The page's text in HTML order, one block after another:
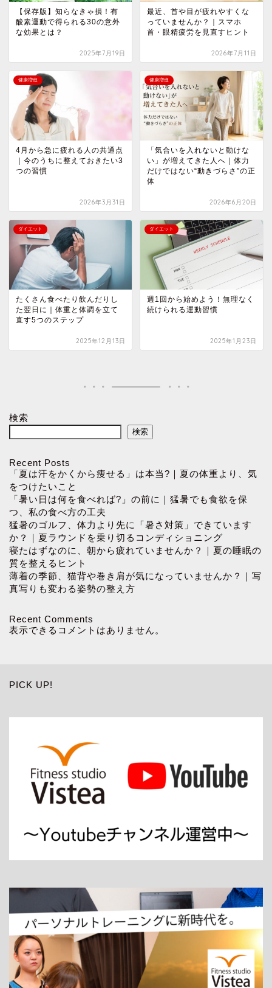
【保存版】知らなきゃ損！有
酸素運動で得られる30の意外
な効果とは？
2025年7月19日
最近、首や目が疲れやすくな
っていませんか？｜スマホ
首・眼精疲労を見直すヒント
2026年7月11日
健康増進
4月から急に疲れる人の共通点
｜今のうちに整えておきたい3
つの習慣
2026年3月31日
健康増進
「気合いを入れないと動けな
い」が増えてきた人へ｜体力
だけではない“動きづらさ”の正
体
2026年6月20日
ダイエット
たくさん食べたり飲んだりし
た翌日に｜体重と体調を立て
直す5つのステップ
2025年12月13日
ダイエット
週1回から始めよう！無理なく
続けられる運動習慣
2025年1月23日
検索
検索
Recent Posts
「夏は汗をかくから痩せる」は本当?｜夏の体重より、気
をつけたいこと
「暑い日は何を食べれば?」の前に｜猛暑でも食欲を保
つ、私の食べ方の工夫
猛暑のゴルフ、体力より先に「暑さ対策」できています
か？｜夏ラウンドを乗り切るコンディショニング
寝たはずなのに、朝から疲れていませんか？｜夏の睡眠の
質を整えるヒント
薄着の季節、猫背や巻き肩が気になっていませんか？｜写
真写りも変わる姿勢の整え方
Recent Comments
表示できるコメントはありません。
PICK UP!
ホーム